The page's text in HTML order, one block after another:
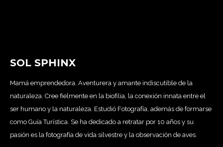
SOL SPHINX
Mamá emprendedora. Aventurera y amante indiscutible de la
naturaleza. Cree fielmente en la biofilia, la conexión innata entre el
ser humano y la naturaleza. Estudió Fotografía, además de formarse
como Guía Turística. Se ha dedicado a retratar por 10 años y su
pasión es la fotografía de vida silvestre y la observación de aves.